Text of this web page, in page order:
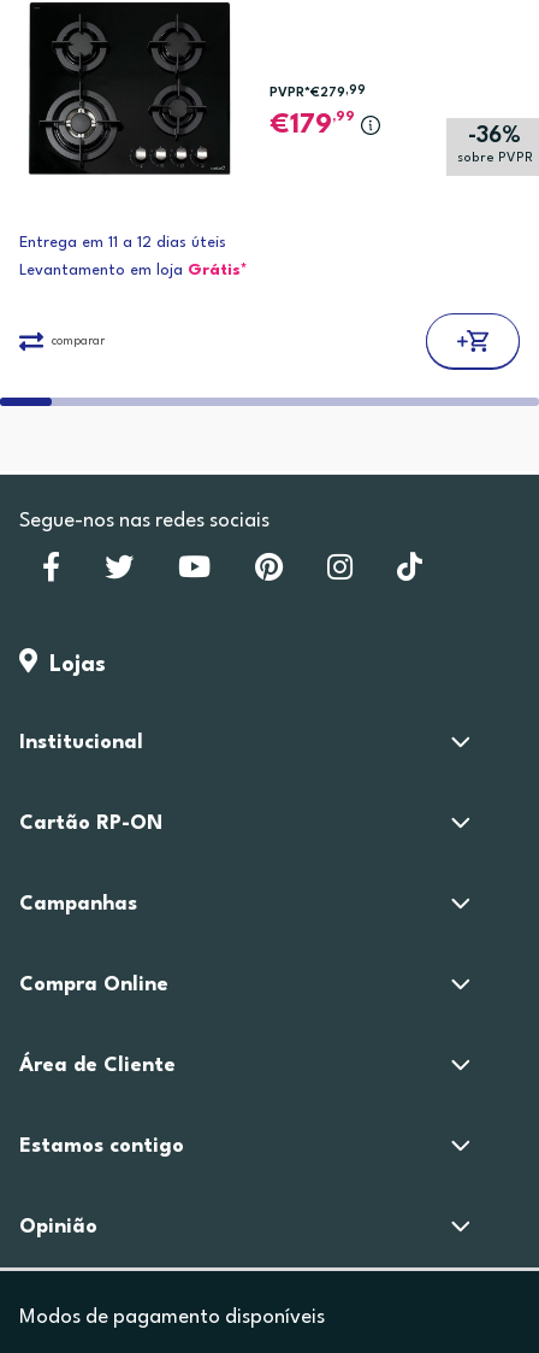
-36%
sobre PVPR
PVPR*€279,99
179,99
Entrega em 11 a 12 dias úteis
Levantamento em loja Grátis*
comparar
Segue-nos nas redes sociais
Lojas
Institucional
Cartão RP-ON
Campanhas
Compra Online
Área de Cliente
Estamos contigo
Opinião
Modos de pagamento disponíveis